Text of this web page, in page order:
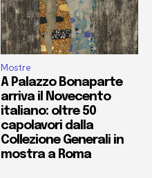
Mostre
A Palazzo Bonaparte
arriva il Novecento
italiano: oltre 50
capolavori dalla
Collezione Generali in
mostra a Roma